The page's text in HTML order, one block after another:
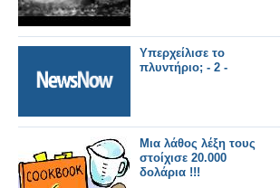
Υπερχείλισε το
πλυντήριο; - 2 -
Μια λάθος λέξη τους
στοίχισε 20.000
δολάρια !!!